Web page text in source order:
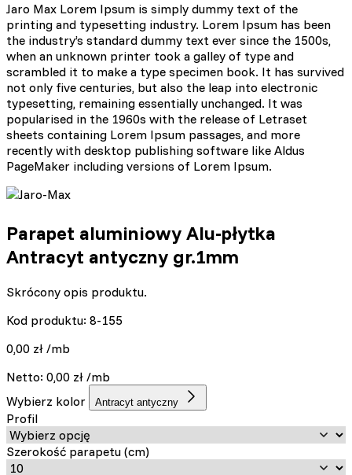
Jaro Max Lorem Ipsum is simply dummy text of the
printing and typesetting industry. Lorem Ipsum has been
the industry’s standard dummy text ever since the 1500s,
when an unknown printer took a galley of type and
scrambled it to make a type specimen book. It has survived
not only five centuries, but also the leap into electronic
typesetting, remaining essentially unchanged. It was
popularised in the 1960s with the release of Letraset
sheets containing Lorem Ipsum passages, and more
recently with desktop publishing software like Aldus
PageMaker including versions of Lorem Ipsum.
Parapet aluminiowy Alu-płytka
Antracyt antyczny gr.1mm
Skrócony opis produktu.
Kod produktu: 8-155
0,00 zł /mb
Netto: 0,00 zł /mb
Wybierz kolor
Antracyt antyczny
Profil
Szerokość parapetu (cm)